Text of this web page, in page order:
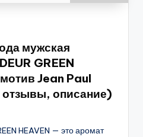
мужская
GREEN
Jean Paul
описание)
HEAVEN — это аромат